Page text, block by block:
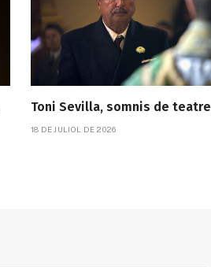
Toni Sevilla, somnis de teatre
18 DE JULIOL DE 2026